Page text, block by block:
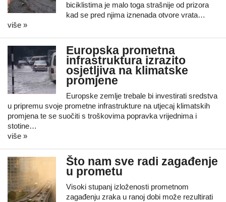
biciklistima je malo toga strašnije od prizora
kad se pred njima iznenada otvore vrata…
više »
Europska prometna
infrastruktura izrazito
osjetljiva na klimatske
promjene
Europske zemlje trebale bi investirati sredstva
u pripremu svoje prometne infrastrukture na utjecaj klimatskih
promjena te se suočiti s troškovima popravka vrijednima i
stotine…
više »
Što nam sve radi zagađenje
u prometu
Visoki stupanj izloženosti prometnom
zagađenju zraka u ranoj dobi može rezultirati